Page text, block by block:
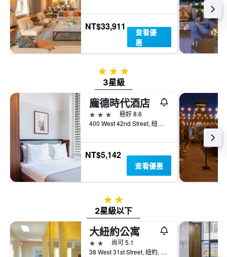
NT$33,911
查看優
惠
3星級
3星級
龐德時代酒店
3星級
極好 8.6
400 West 42nd Street, 紐約, NY, 美國
NT$5,142
查看優惠
2星級
2星級以下
大紐約公寓
2星級
尚可 5.1
38 West 31st Street, 紐約, NY, 美國